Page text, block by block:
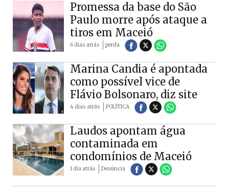
Promessa da base do São
Paulo morre após ataque a
tiros em Maceió
6 dias atrás perda
Marina Candia é apontada
como possível vice de
Flávio Bolsonaro, diz site
4 dias atrás POLÍTICA
Laudos apontam água
contaminada em
condomínios de Maceió
1 dia atrás Denúncia